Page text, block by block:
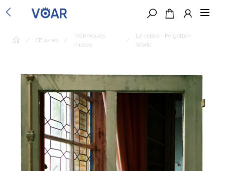
/ Œuvres /
Techniques
mixtes
/
Le repos - Forgotten
World